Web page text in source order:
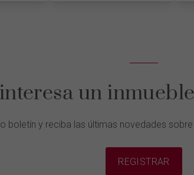
un
boletín y reciba las últimas novedades
REGISTRAR